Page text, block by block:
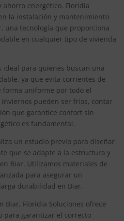
ahorro energético. Floridia
la instalación y mantenimiento
una tecnología que proporciona
en cualquier tipo de vivienda
ideal para quienes buscan una
ya que evita corrientes de
uniforme por todo el
inviernos pueden ser fríos, contar
que garantice confort sin
es fundamental.
un estudio previo para diseñar
que se adapte a la estructura y
Biar. Utilizamos materiales de
para asegurar un
durabilidad en Biar.
Biar, Floridia Soluciones ofrece
para garantizar el correcto